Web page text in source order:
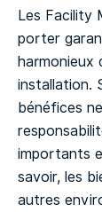
Les Facility
porter
harmonieux
installation.
bénéfices
importants
savoir, les
autres